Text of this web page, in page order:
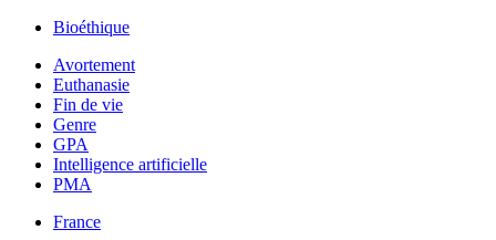
Bioéthique
Avortement
Euthanasie
Fin de vie
Genre
GPA
Intelligence artificielle
PMA
France